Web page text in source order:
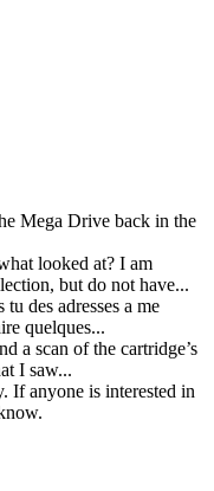
Mega Drive back in the
looked at? I am
but do not have...
des adresses a me
quelques...
a scan of the cartridge’s
I saw...
If anyone is interested in